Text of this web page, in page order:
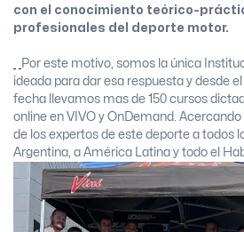
con el conocimiento teórico-
profesionales del deporte motor.
Por este motivo, somos la única
ideada para dar esa respuesta y desde
fecha llevamos mas de 150 cursos
online en VIVO y OnDemand.
de los expertos de este deporte a todos
Argentina, a América Latina y todo el